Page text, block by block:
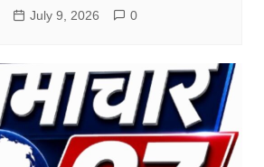
July 9, 2026 0